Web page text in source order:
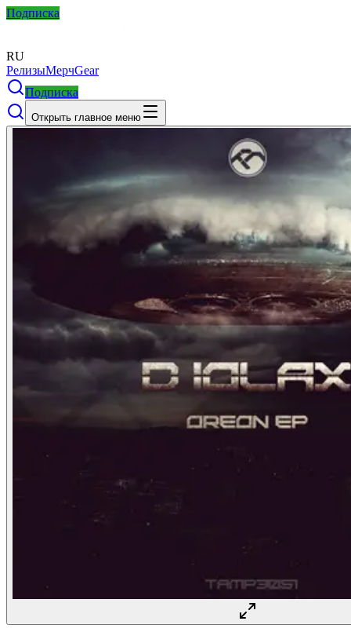
Подписка
RU
РелизыМерчGear
Подписка
Открыть главное меню